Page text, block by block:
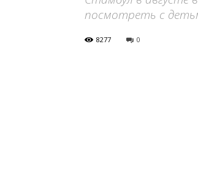
посмотреть с
8277 0